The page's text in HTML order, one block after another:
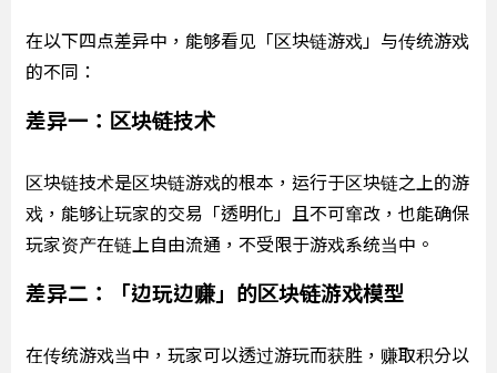
在以下四点差异中，能够看见「区块链游戏」与传统游戏
的不同：
差异一：区块链技术
区块链技术是区块链游戏的根本，运行于区块链之上的游
戏，能够让玩家的交易「透明化」且不可窜改，也能确保
玩家资产在链上自由流通，不受限于游戏系统当中。
差异二：「边玩边赚」的区块链游戏模型
在传统游戏当中，玩家可以透过游玩而获胜，赚取积分以